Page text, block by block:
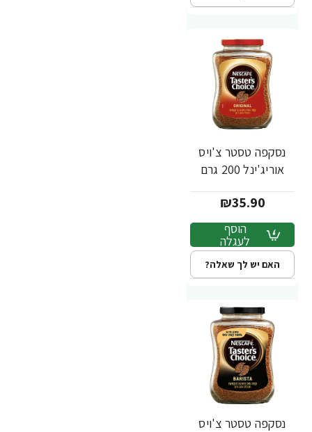
נסקפה טסטר צ'ויס
אוריג'ינל 200 גרם
₪35.90
הוסף
לעגלה
האם יש לך שאלה?
נסקפה טסטר צ'ויס